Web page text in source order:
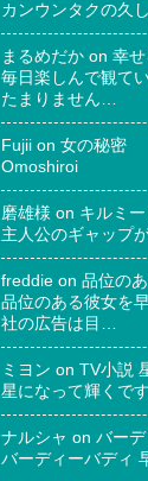
カンウンタクの久
まるめだか on 幸
毎日楽しんで観て
たまりません…
Fujii on 女の秘密
Omoshiroi
磨雄様 on キルミ
主人公のギャップ
freddie on 品位の
品位のある彼女を
社の広告は目…
ミヨン on TV小説
星になって輝くで
ナルシャ on バーデ
バーディーバディ